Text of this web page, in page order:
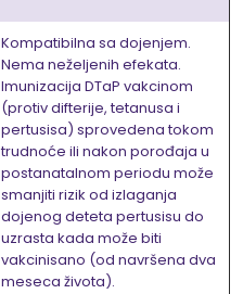
Kompatibilna sa dojenjem.
Nema neželjenih efekata.
Imunizacija DTaP vakcinom
(protiv difterije, tetanusa i
pertusisa) sprovedena tokom
trudnoće ili nakon porođaja u
postanatalnom periodu može
smanjiti rizik od izlaganja
dojenog deteta pertusisu do
uzrasta kada može biti
vakcinisano (od navršena dva
meseca života).